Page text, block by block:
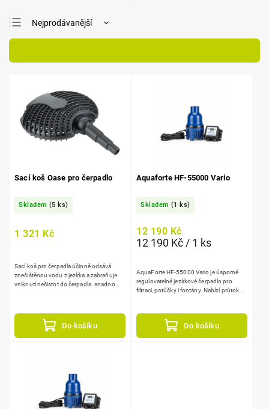
Nejdražší
Nejprodávanější
Sací koš Oase pro čerpadlo
Skladem (5 ks)
1 321 Kč
Do košíku
Sací koš pro čerpadla účinně odsává
znečištěnou vodu z jezírka a zabraňuje
vniknutí nečistot do čerpadla. snadno
Aquaforte HF-55000 Vario
Skladem (1 ks)
12 190 Kč
12 190 Kč / 1 ks
Do košíku
AquaForte HF-55000 Vario je úsporné
regulovatelné jezírkové čerpadlo pro
filtraci, potůčky i fontány. Nabízí průtok